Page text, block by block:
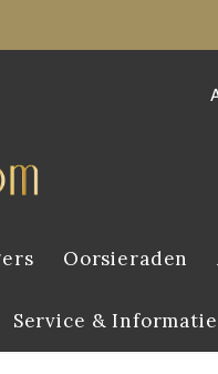
Oorsieraden
Service & Informatie